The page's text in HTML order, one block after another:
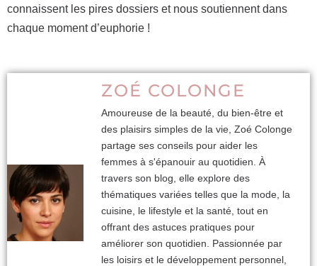
connaissent les pires dossiers et nous soutiennent dans
chaque moment d’euphorie !
ZOÉ COLONGE
Amoureuse de la beauté, du bien-être et
des plaisirs simples de la vie, Zoé Colonge
partage ses conseils pour aider les
femmes à s'épanouir au quotidien. À
travers son blog, elle explore des
thématiques variées telles que la mode, la
cuisine, le lifestyle et la santé, tout en
offrant des astuces pratiques pour
améliorer son quotidien. Passionnée par
les loisirs et le développement personnel,